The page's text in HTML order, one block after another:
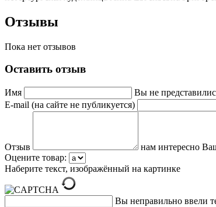
Отзывы
Пока нет отзывов
Оставить отзыв
Имя
Вы не
E-mail (на сайте не публикуется)
Отзыв
нам интересно
Оцените товар:
Наберите текст, изображённый на картинке
Вы неправильно ввели